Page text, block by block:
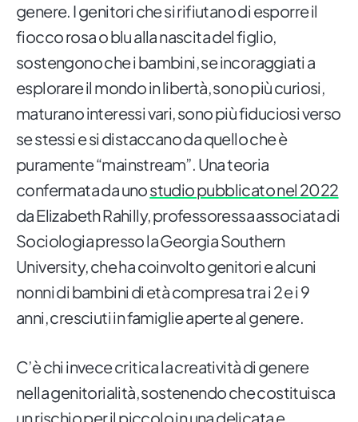
genere. I genitori che si rifiutano di esporre il
fiocco rosa o blu alla nascita del figlio,
sostengono che i bambini, se incoraggiati a
esplorare il mondo in libertà, sono più curiosi,
maturano interessi vari, sono più fiduciosi verso
se stessi e si distaccano da quello che è
puramente “mainstream”. Una teoria
confermata da unostudio pubblicato nel 2022
da Elizabeth Rahilly, professoressa associata di
Sociologia presso la Georgia Southern
University, che ha coinvolto genitori e alcuni
nonni di bambini di età compresa tra i 2 e i 9
anni, cresciuti in famiglie aperte al genere.
C’è chi invece critica la creatività di genere
nella genitorialità, sostenendo che costituisca
un rischio per il piccolo in una delicata e